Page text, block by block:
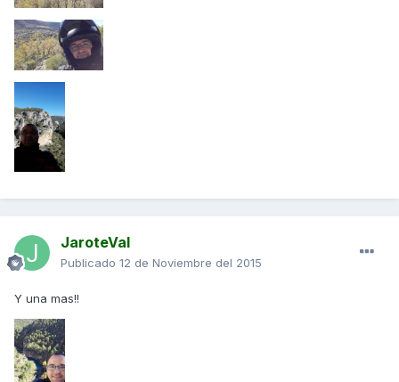
JaroteVal
Publicado 12 de Noviembre del 2015
Y una mas!!